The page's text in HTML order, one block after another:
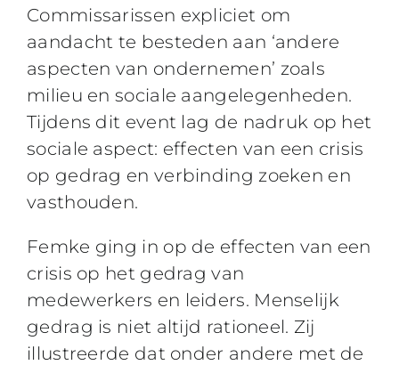
Commissarissen expliciet om
aandacht te besteden aan ‘andere
aspecten van ondernemen’ zoals
milieu en sociale aangelegenheden.
Tijdens dit event lag de nadruk op het
sociale aspect: effecten van een crisis
op gedrag en verbinding zoeken en
vasthouden.
Femke ging in op de effecten van een
crisis op het gedrag van
medewerkers en leiders. Menselijk
gedrag is niet altijd rationeel. Zij
illustreerde dat onder andere met de